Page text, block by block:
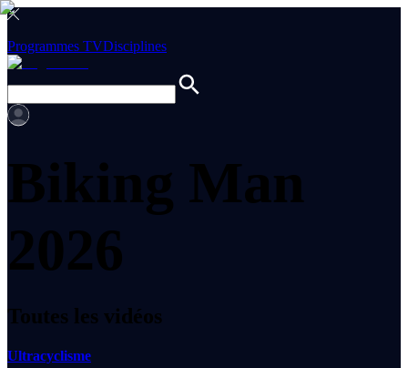
Programmes TVDisciplines
Biking Man
2026
Toutes les vidéos
Ultracyclisme